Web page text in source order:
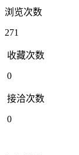
浏览次数
271
收藏次数
0
接洽次数
0